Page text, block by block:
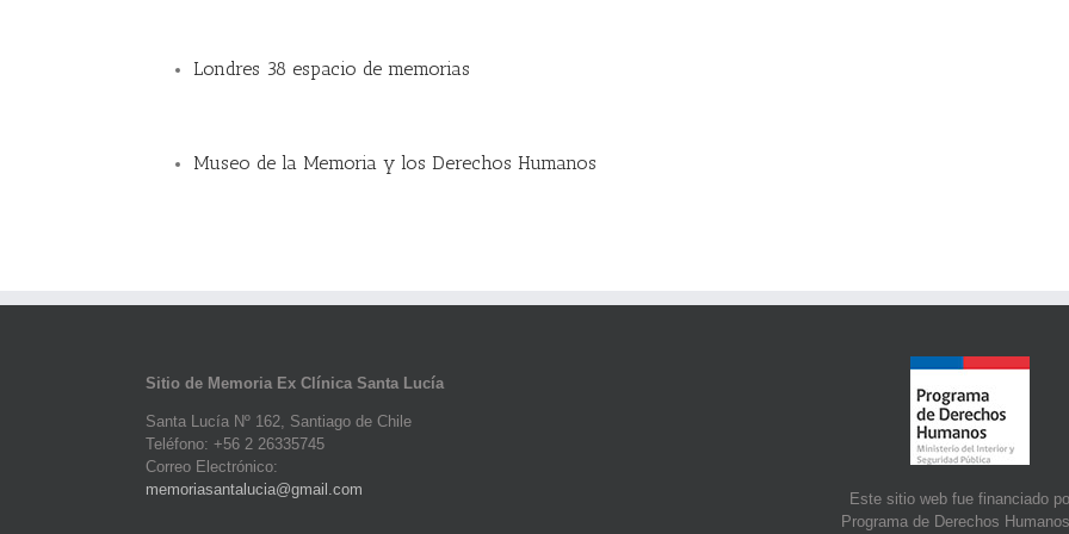
Londres 38 espacio de memorias
Museo de la Memoria y los Derechos Humanos
Sitio de Memoria Ex Clínica Santa Lucía
Santa Lucía Nº 162, Santiago de Chile
Teléfono: +56 2 26335745
Correo Electrónico:
memoriasantalucia@gmail.com
Este sitio web fue financiado
Programa de Derechos